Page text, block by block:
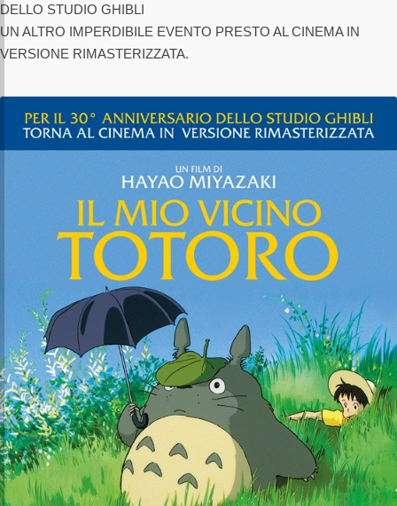
DELLO STUDIO GHIBLI
UN ALTRO IMPERDIBILE EVENTO PRESTO AL CINEMA IN
VERSIONE RIMASTERIZZATA.